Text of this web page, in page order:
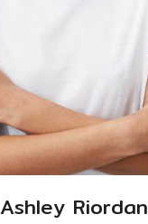
Ashley Riordan